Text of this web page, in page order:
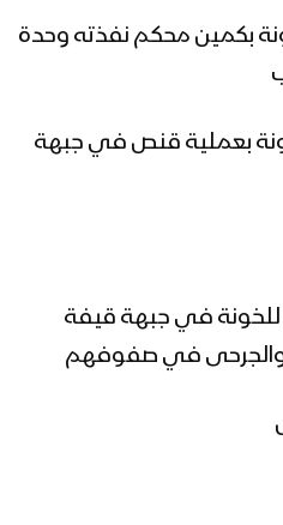
بكمين محكم نفذته وحدة
بعملية قنص في جبهة
للخونة في جبهة قيفة
في صفوفهم